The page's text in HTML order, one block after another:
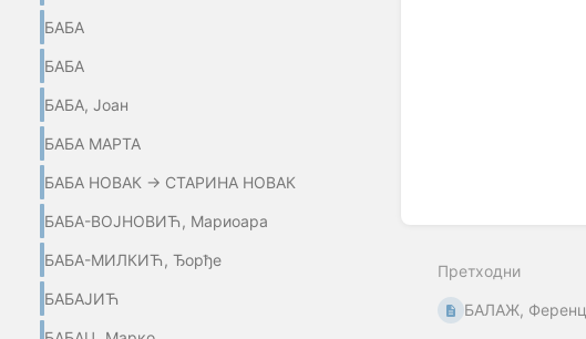
БАБА
БАБА
БАБА, Јоан
БАБА МАРТА
БАБА НОВАК → СТАРИНА НОВАК
БАБА-ВОЈНОВИЋ, Мариоара
БАБА-МИЛКИЋ, Ђорђе
БАБАЈИЋ
Претходни
БАЛАЖ, Ференц